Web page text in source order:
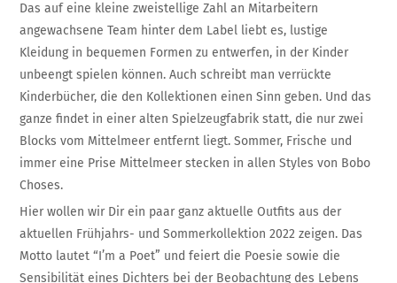
Das auf eine kleine zweistellige Zahl an Mitarbeitern
angewachsene Team hinter dem Label liebt es, lustige
Kleidung in bequemen Formen zu entwerfen, in der Kinder
unbeengt spielen können. Auch schreibt man verrückte
Kinderbücher, die den Kollektionen einen Sinn geben. Und das
ganze findet in einer alten Spielzeugfabrik statt, die nur zwei
Blocks vom Mittelmeer entfernt liegt. Sommer, Frische und
immer eine Prise Mittelmeer stecken in allen Styles von Bobo
Choses.
Hier wollen wir Dir ein paar ganz aktuelle Outfits aus der
aktuellen Frühjahrs- und Sommerkollektion 2022 zeigen. Das
Motto lautet “I’m a Poet” und feiert die Poesie sowie die
Sensibilität eines Dichters bei der Beobachtung des Lebens